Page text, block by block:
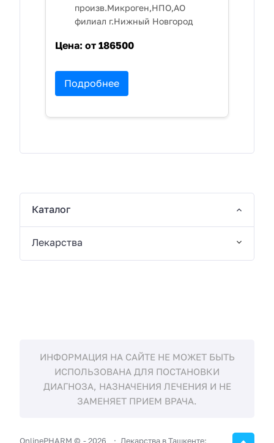
произв.Микроген,НПО,АО
филиал г.Нижный Новгород
Цена: от 186500
Подробнее
Каталог
Лекарства
ИНФОРМАЦИЯ НА САЙТЕ НЕ МОЖЕТ БЫТЬ
ИСПОЛЬЗОВАНА ДЛЯ ПОСТАНОВКИ
ДИАГНОЗА, НАЗНАЧЕНИЯ ЛЕЧЕНИЯ И НЕ
ЗАМЕНЯЕТ ПРИЕМ ВРАЧА.
OnlinePHARM © -2026 Лекарства в Ташкенте: